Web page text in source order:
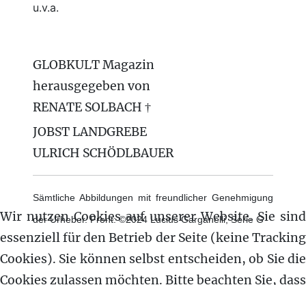
u.v.a.
GLOBKULT Magazin
herausgegeben von
RENATE SOLBACH †
JOBST LANDGREBE
ULRICH SCHÖDLBAUER
Sämtliche Abbildungen mit freundlicher Genehmigung
der Urheber. Front: ©2024 Lucius Garganelli, Serie G
Wir nutzen Cookies auf unserer Website. Sie sind
essenziell für den Betrieb der Seite (keine Tracking
Cookies). Sie können selbst entscheiden, ob Sie die
Cookies zulassen möchten. Bitte beachten Sie, dass